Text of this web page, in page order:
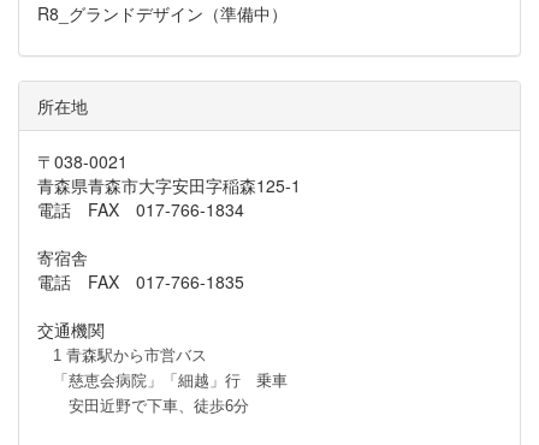
R8_グランドデザイン（準備中）
所在地
〒038-0021
青森県青森市大字安田字稲森125-1
電話 FAX 017-766-1834
寄宿舎
電話 FAX 017-766-1835
交通機関
1 青森駅から市営バス
「慈恵会病院」「細越」行 乗車
安田近野で下車、徒歩6分